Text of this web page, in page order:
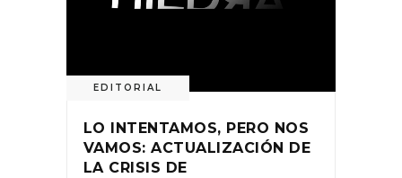
EDITORIAL
LO INTENTAMOS, PERO NOS
VAMOS: ACTUALIZACIÓN DE
LA CRISIS DE